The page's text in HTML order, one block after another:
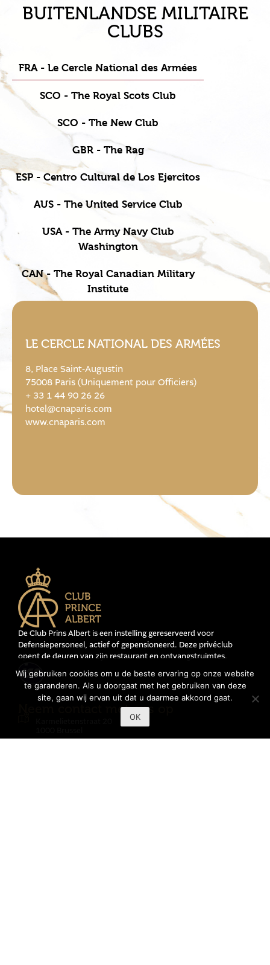
BUITENLANDSE MILITAIRE
CLUBS
FRA - Le Cercle National des Armées
SCO - The Royal Scots Club
SCO - The New Club
GBR - The Rag
ESP - Centro Cultural de Los Ejercitos
AUS - The United Service Club
USA - The Army Navy Club
Washington
CAN - The Royal Canadian Military
Institute
LE CERCLE NATIONAL DES ARMÉES
8, Place Saint-Augustin
75008 Paris (Uniquement pour Officiers)
+ 33 1 44 90 26 26
hotel@cnaparis.com
www.cnaparis.com
De Club Prins Albert is een instelling gereserveerd voor
Defensiepersoneel, actief of gepensioneerd. Deze privéclub
opent de deuren van zijn restaurant en ontvangstruimtes.
Neem contact met ons op
Wij gebruiken cookies om u de beste ervaring op onze website
te garanderen. Als u doorgaat met het gebruiken van deze
site, gaan wij ervan uit dat u daarmee akkoord gaat.
OK